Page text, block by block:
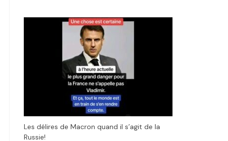
Les délires de Macron quand il s’agit de la
Russie!